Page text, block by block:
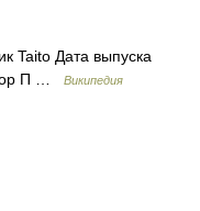
Taito Дата выпуска
П …
Википедия